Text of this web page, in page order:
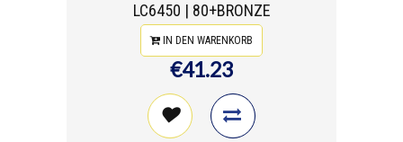
LC6450 | 80+BRONZE
IN DEN WARENKORB
€41.23